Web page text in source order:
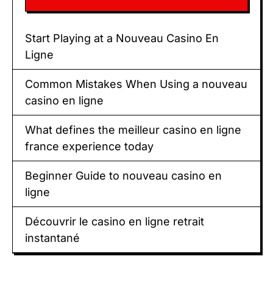
Start Playing at a Nouveau Casino En
Ligne
Common Mistakes When Using a nouveau
casino en ligne
What defines the meilleur casino en ligne
france experience today
Beginner Guide to nouveau casino en
ligne
Découvrir le casino en ligne retrait
instantané